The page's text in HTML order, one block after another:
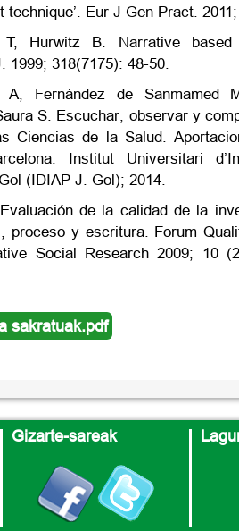
technique’. Eur J Gen Pract.
T, Hurwitz B. Narrative
1999; 318(7175): 48-50.
A, Fernández de
S. Escuchar, observar y
Ciencias de la Salud.
Institut Universitari
(IDIAP J. Gol); 2014.
de la calidad de la
proceso y escritura. Forum
Social Research 2009; 10
sakratuak.pdf
Gizarte-sareak